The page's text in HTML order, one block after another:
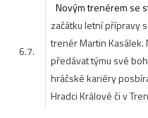
6.7.
Novým trenérem se
začátku letní přípravy
trenér Martin
předávat týmu své
hráčské kariéry
Hradci Králové či v